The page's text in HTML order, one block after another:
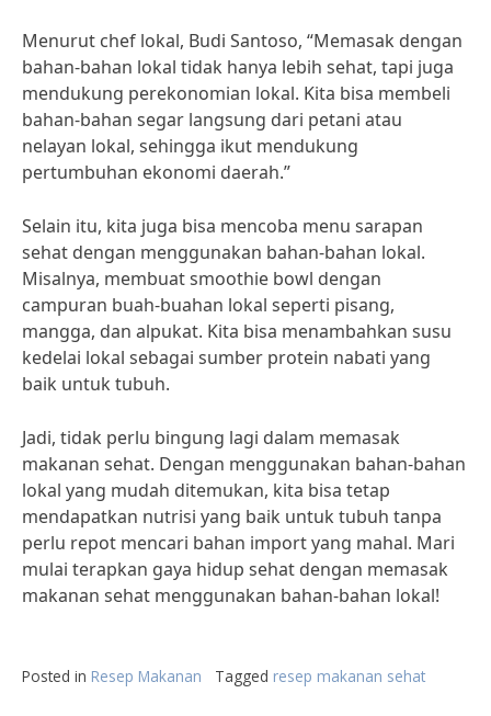
Menurut chef lokal, Budi Santoso, “Memasak dengan
bahan-bahan lokal tidak hanya lebih sehat, tapi juga
mendukung perekonomian lokal. Kita bisa membeli
bahan-bahan segar langsung dari petani atau
nelayan lokal, sehingga ikut mendukung
pertumbuhan ekonomi daerah.”
Selain itu, kita juga bisa mencoba menu sarapan
sehat dengan menggunakan bahan-bahan lokal.
Misalnya, membuat smoothie bowl dengan
campuran buah-buahan lokal seperti pisang,
mangga, dan alpukat. Kita bisa menambahkan susu
kedelai lokal sebagai sumber protein nabati yang
baik untuk tubuh.
Jadi, tidak perlu bingung lagi dalam memasak
makanan sehat. Dengan menggunakan bahan-bahan
lokal yang mudah ditemukan, kita bisa tetap
mendapatkan nutrisi yang baik untuk tubuh tanpa
perlu repot mencari bahan import yang mahal. Mari
mulai terapkan gaya hidup sehat dengan memasak
makanan sehat menggunakan bahan-bahan lokal!
Posted in Resep Makanan Tagged resep makanan sehat